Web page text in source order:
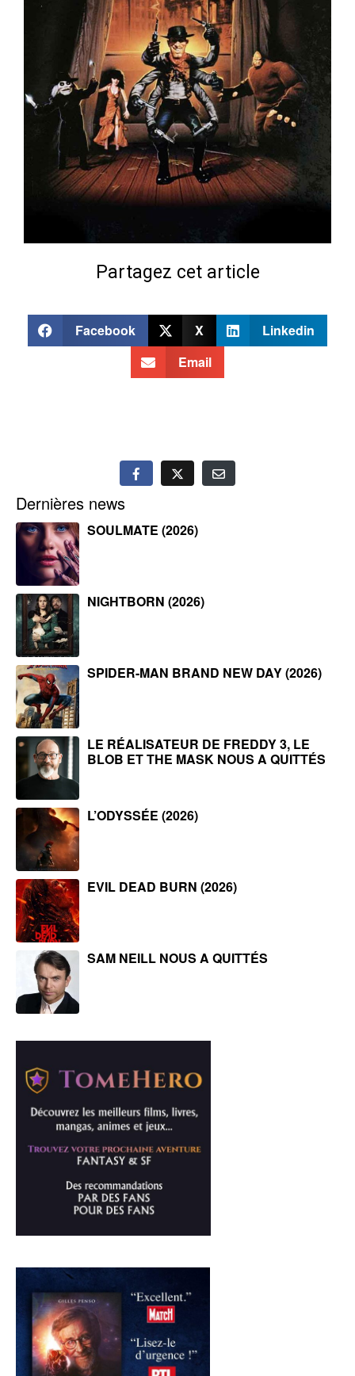
Partagez cet article
Facebook X
Linkedin
Email
Dernières news
SOULMATE (2026)
NIGHTBORN (2026)
SPIDER-MAN BRAND NEW DAY (2026)
LE RÉALISATEUR DE FREDDY 3, LE
BLOB ET THE MASK NOUS A QUITTÉS
L’ODYSSÉE (2026)
EVIL DEAD BURN (2026)
SAM NEILL NOUS A QUITTÉS